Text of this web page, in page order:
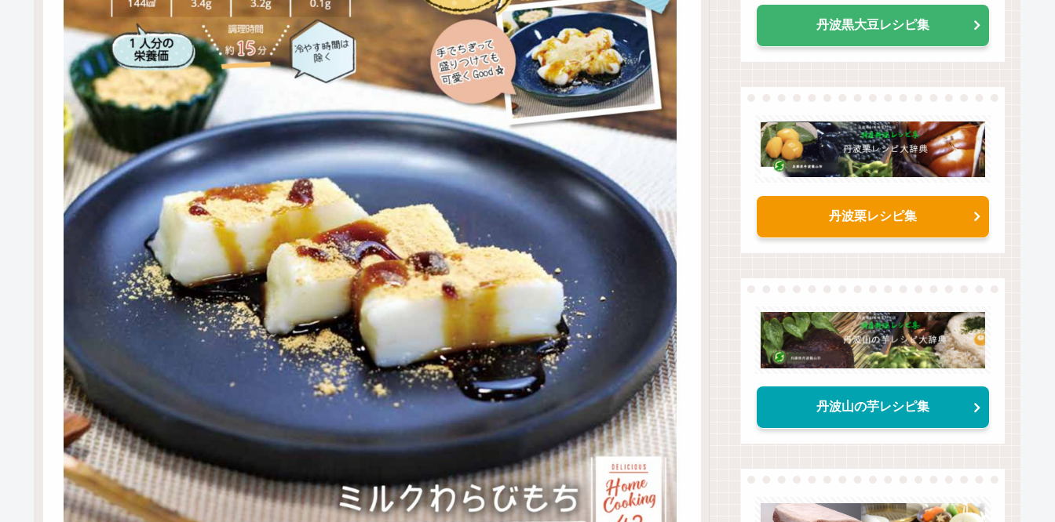
丹波黒大豆レシピ集
丹波栗レシピ集
丹波山の芋レシピ集